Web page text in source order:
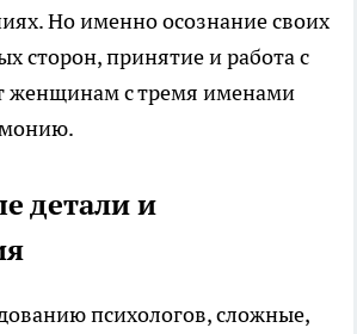
Но именно осознание своих
сторон, принятие и работа с
женщинам с тремя именами
детали и
психологов, сложные,